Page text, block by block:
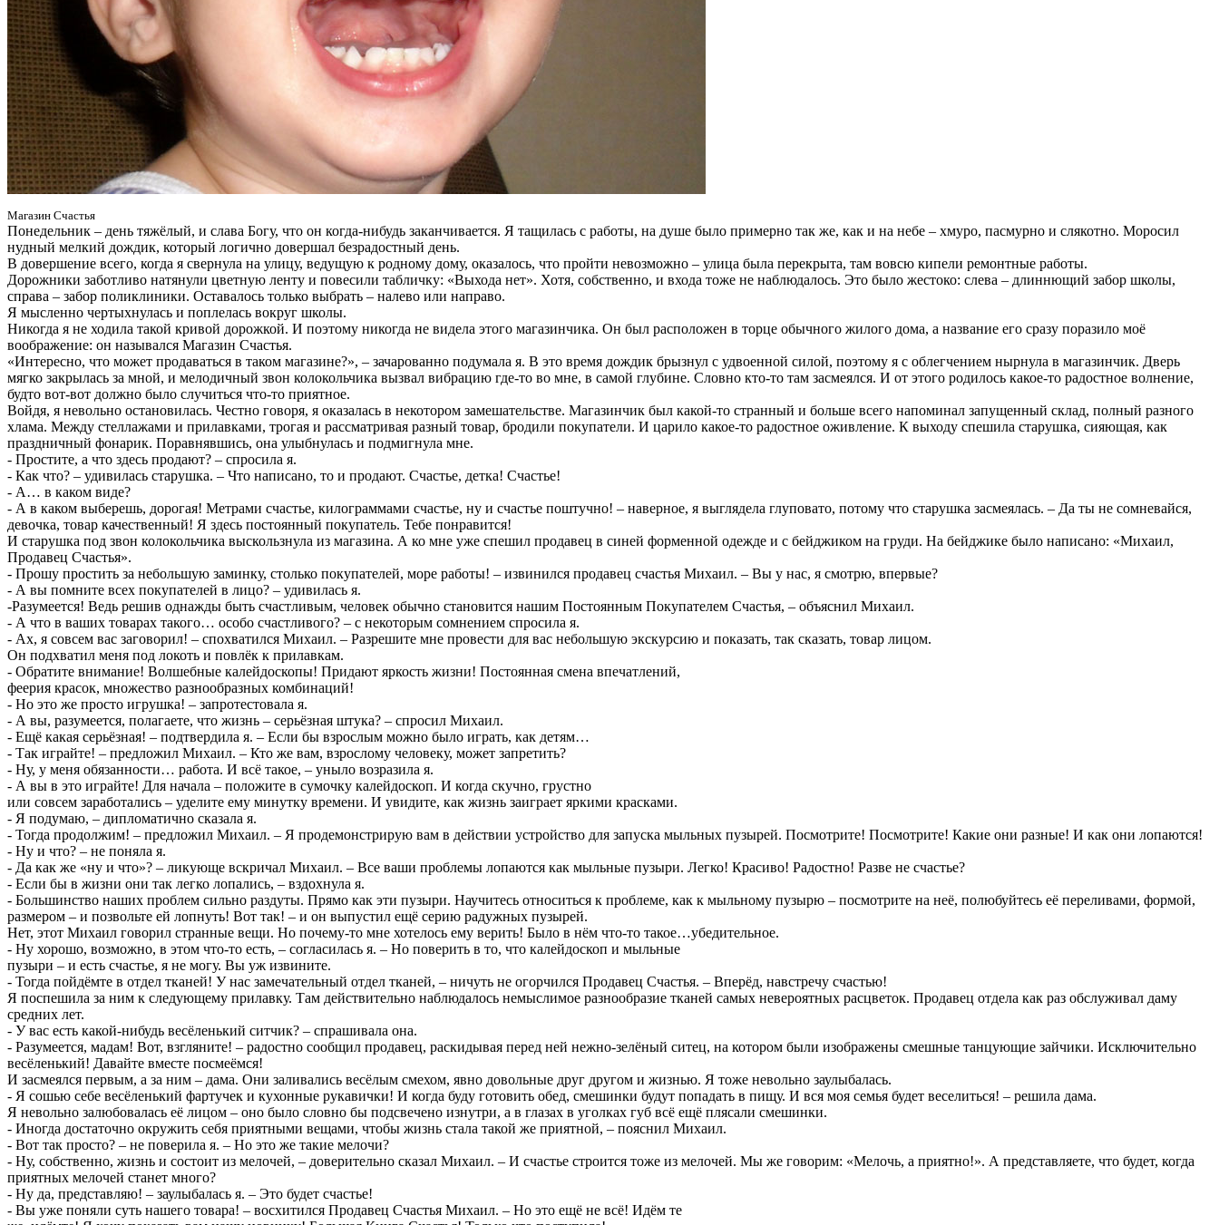
Магазин Счастья
Понедельник – день тяжёлый, и слава Богу, что он когда-нибудь заканчивается. Я тащилась с работы, на душе было примерно так же, как и на небе – хмуро, пасмурно и слякотно. Моросил
нудный мелкий дождик, который логично довершал безрадостный день.
В довершение всего, когда я свернула на улицу, ведущую к родному дому, оказалось, что пройти невозможно – улица была перекрыта, там вовсю кипели ремонтные работы.
Дорожники заботливо натянули цветную ленту и повесили табличку: «Выхода нет». Хотя, собственно, и входа тоже не наблюдалось. Это было жестоко: слева – длиннющий забор школы,
справа – забор поликлиники. Оставалось только выбрать – налево или направо.
Я мысленно чертыхнулась и поплелась вокруг школы.
Никогда я не ходила такой кривой дорожкой. И поэтому никогда не видела этого магазинчика. Он был расположен в торце обычного жилого дома, а название его сразу поразило моё
воображение: он назывался Магазин Счастья.
«Интересно, что может продаваться в таком магазине?», – зачарованно подумала я. В это время дождик брызнул с удвоенной силой, поэтому я с облегчением нырнула в магазинчик. Дверь
мягко закрылась за мной, и мелодичный звон колокольчика вызвал вибрацию где-то во мне, в самой глубине. Словно кто-то там засмеялся. И от этого родилось какое-то радостное волнение,
будто вот-вот должно было случиться что-то приятное.
Войдя, я невольно остановилась. Честно говоря, я оказалась в некотором замешательстве. Магазинчик был какой-то странный и больше всего напоминал запущенный склад, полный разного
хлама. Между стеллажами и прилавками, трогая и рассматривая разный товар, бродили покупатели. И царило какое-то радостное оживление. К выходу спешила старушка, сияющая, как
праздничный фонарик. Поравнявшись, она улыбнулась и подмигнула мне.
- Простите, а что здесь продают? – спросила я.
- Как что? – удивилась старушка. – Что написано, то и продают. Счастье, детка! Счастье!
- А… в каком виде?
- А в каком выберешь, дорогая! Метрами счастье, килограммами счастье, ну и счастье поштучно! – наверное, я выглядела глуповато, потому что старушка засмеялась. – Да ты не сомневайся,
девочка, товар качественный! Я здесь постоянный покупатель. Тебе понравится!
И старушка под звон колокольчика выскользнула из магазина. А ко мне уже спешил продавец в синей форменной одежде и с бейджиком на груди. На бейджике было написано: «Михаил,
Продавец Счастья».
- Прошу простить за небольшую заминку, столько покупателей, море работы! – извинился продавец счастья Михаил. – Вы у нас, я смотрю, впервые?
- А вы помните всех покупателей в лицо? – удивилась я.
-Разумеется! Ведь решив однажды быть счастливым, человек обычно становится нашим Постоянным Покупателем Счастья, – объяснил Михаил.
- А что в ваших товарах такого… особо счастливого? – с некоторым сомнением спросила я.
- Ах, я совсем вас заговорил! – спохватился Михаил. – Разрешите мне провести для вас небольшую экскурсию и показать, так сказать, товар лицом.
Он подхватил меня под локоть и повлёк к прилавкам.
- Обратите внимание! Волшебные калейдоскопы! Придают яркость жизни! Постоянная смена впечатлений,
феерия красок, множество разнообразных комбинаций!
- Но это же просто игрушка! – запротестовала я.
- А вы, разумеется, полагаете, что жизнь – серьёзная штука? – спросил Михаил.
- Ещё какая серьёзная! – подтвердила я. – Если бы взрослым можно было играть, как детям…
- Так играйте! – предложил Михаил. – Кто же вам, взрослому человеку, может запретить?
- Ну, у меня обязанности… работа. И всё такое, – уныло возразила я.
- А вы в это играйте! Для начала – положите в сумочку калейдоскоп. И когда скучно, грустно
или совсем заработались – уделите ему минутку времени. И увидите, как жизнь заиграет яркими красками.
- Я подумаю, – дипломатично сказала я.
- Тогда продолжим! – предложил Михаил. – Я продемонстрирую вам в действии устройство для запуска мыльных пузырей. Посмотрите! Посмотрите! Какие они разные! И как они лопаются!
- Ну и что? – не поняла я.
- Да как же «ну и что»? – ликующе вскричал Михаил. – Все ваши проблемы лопаются как мыльные пузыри. Легко! Красиво! Радостно! Разве не счастье?
- Если бы в жизни они так легко лопались, – вздохнула я.
- Большинство наших проблем сильно раздуты. Прямо как эти пузыри. Научитесь относиться к проблеме, как к мыльному пузырю – посмотрите на неё, полюбуйтесь её переливами, формой,
размером – и позвольте ей лопнуть! Вот так! – и он выпустил ещё серию радужных пузырей.
Нет, этот Михаил говорил странные вещи. Но почему-то мне хотелось ему верить! Было в нём что-то такое…убедительное.
- Ну хорошо, возможно, в этом что-то есть, – согласилась я. – Но поверить в то, что калейдоскоп и мыльные
пузыри – и есть счастье, я не могу. Вы уж извините.
- Тогда пойдёмте в отдел тканей! У нас замечательный отдел тканей, – ничуть не огорчился Продавец Счастья. – Вперёд, навстречу счастью!
Я поспешила за ним к следующему прилавку. Там действительно наблюдалось немыслимое разнообразие тканей самых невероятных расцветок. Продавец отдела как раз обслуживал даму
средних лет.
- У вас есть какой-нибудь весёленький ситчик? – спрашивала она.
- Разумеется, мадам! Вот, взгляните! – радостно сообщил продавец, раскидывая перед ней нежно-зелёный ситец, на котором были изображены смешные танцующие зайчики. Исключительно
весёленький! Давайте вместе посмеёмся!
И засмеялся первым, а за ним – дама. Они заливались весёлым смехом, явно довольные друг другом и жизнью. Я тоже невольно заулыбалась.
- Я сошью себе весёленький фартучек и кухонные рукавички! И когда буду готовить обед, смешинки будут попадать в пищу. И вся моя семья будет веселиться! – решила дама.
Я невольно залюбовалась её лицом – оно было словно бы подсвечено изнутри, а в глазах в уголках губ всё ещё плясали смешинки.
- Иногда достаточно окружить себя приятными вещами, чтобы жизнь стала такой же приятной, – пояснил Михаил.
- Вот так просто? – не поверила я. – Но это же такие мелочи?
- Ну, собственно, жизнь и состоит из мелочей, – доверительно сказал Михаил. – И счастье строится тоже из мелочей. Мы же говорим: «Мелочь, а приятно!». А представляете, что будет, когда
приятных мелочей станет много?
- Ну да, представляю! – заулыбалась я. – Это будет счастье!
- Вы уже поняли суть нашего товара! – восхитился Продавец Счастья Михаил. – Но это ещё не всё! Идём те